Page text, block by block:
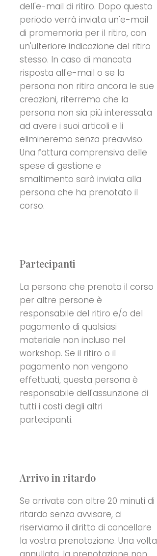
dell'e-mail di ritiro. Dopo questo
periodo verrà inviata un'e-mail
di promemoria per il ritiro, con
un'ulteriore indicazione del ritiro
stesso. In caso di mancata
risposta all'e-mail o se la
persona non ritira ancora le sue
creazioni, riterremo che la
persona non sia più interessata
ad avere i suoi articoli e li
elimineremo senza preavviso.
Una fattura comprensiva delle
spese di gestione e
smaltimento sarà inviata alla
persona che ha prenotato il
corso.
Partecipanti
La persona che prenota il corso
per altre persone è
responsabile del ritiro e/o del
pagamento di qualsiasi
materiale non incluso nel
workshop. Se il ritiro o il
pagamento non vengono
effettuati, questa persona è
responsabile dell'assunzione di
tutti i costi degli altri
partecipanti.
Arrivo in ritardo
Se arrivate con oltre 20 minuti di
ritardo senza avvisare, ci
riserviamo il diritto di cancellare
la vostra prenotazione. Una volta